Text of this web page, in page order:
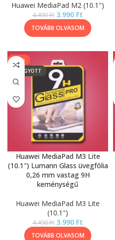
Huawei MediaPad M2 (10.1")
4.490Ft 3.990 Ft
TOVÁBB OLVASOM
-11%
ELFOGYOTT
Huawei MediaPad M3 Lite
(10.1″) Lumann Glass üvegfólia
0,26 mm vastag 9H
keménységű
Huawei MediaPad M3 Lite
(10.1")
4.490Ft 3.990 Ft
TOVÁBB OLVASOM